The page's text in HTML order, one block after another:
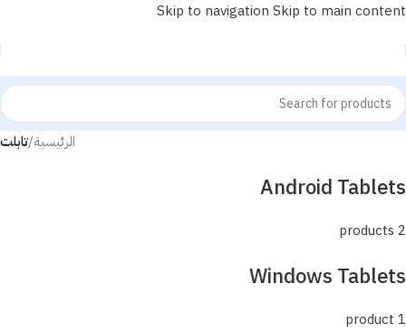
Skip to navigation Skip to main content
الرئيسية/تابلت
Android Tablets
2 products
Windows Tablets
1 product